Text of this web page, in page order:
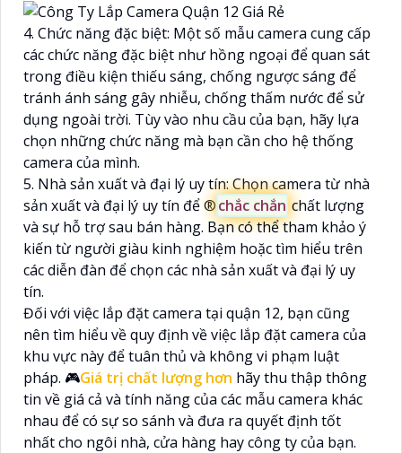
4. Chức năng đặc biệt: Một số mẫu camera cung cấp
các chức năng đặc biệt như hồng ngoại để quan sát
trong điều kiện thiếu sáng, chống ngược sáng để
tránh ánh sáng gây nhiễu, chống thấm nước để sử
dụng ngoài trời. Tùy vào nhu cầu của bạn, hãy lựa
chọn những chức năng mà bạn cần cho hệ thống
camera của mình.
5. Nhà sản xuất và đại lý uy tín: Chọn camera từ nhà
sản xuất và đại lý uy tín để ®️chắc chắn chất lượng
và sự hỗ trợ sau bán hàng. Bạn có thể tham khảo ý
kiến từ người giàu kinh nghiệm hoặc tìm hiểu trên
các diễn đàn để chọn các nhà sản xuất và đại lý uy
tín.
Đối với việc lắp đặt camera tại quận 12, bạn cũng
nên tìm hiểu về quy định về việc lắp đặt camera của
khu vực này để tuân thủ và không vi phạm luật
pháp. 🎮Giá trị chất lượng hơn hãy thu thập thông
tin về giá cả và tính năng của các mẫu camera khác
nhau để có sự so sánh và đưa ra quyết định tốt
nhất cho ngôi nhà, cửa hàng hay công ty của bạn.